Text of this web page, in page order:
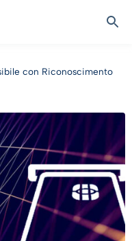
con Riconoscimento